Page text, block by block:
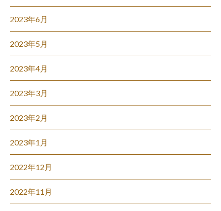
2023年6月
2023年5月
2023年4月
2023年3月
2023年2月
2023年1月
2022年12月
2022年11月